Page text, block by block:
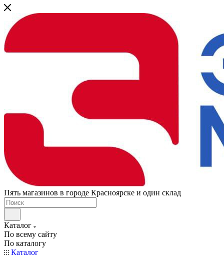
Пять магазинов в городе Красноярске и один склад
Каталог
По всему сайту
По каталогу
Каталог